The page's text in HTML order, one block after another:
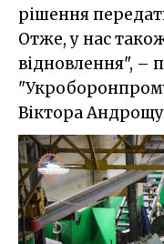
рішення
Отже, у нас
відновлення", –
Віктора